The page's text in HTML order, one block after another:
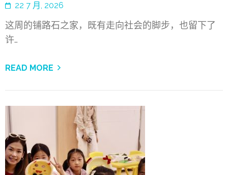
22 7 月, 2026
这周的铺路石之家，既有走向社会的脚步，也留下了
许…
READ MORE